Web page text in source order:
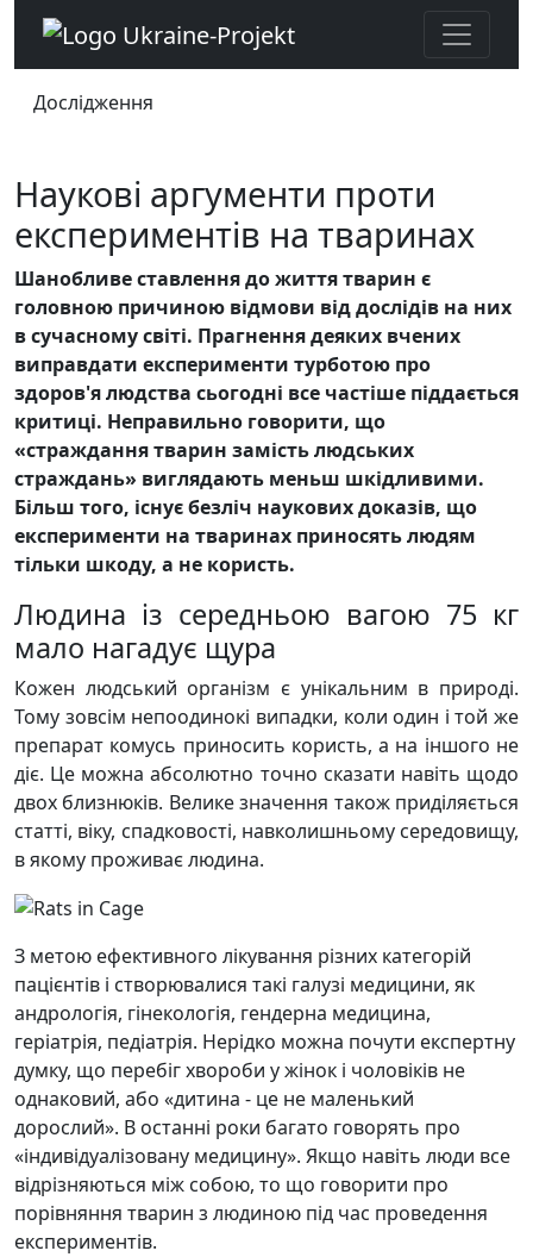
Дослідження
Наукові аргументи проти
експериментів на тваринах
Шанобливе ставлення до життя тварин є
головною причиною відмови від дослідів на них
в сучасному світі. Прагнення деяких вчених
виправдати експерименти турботою про
здоров'я людства сьогодні все частіше піддається
критиці. Неправильно говорити, що
«страждання тварин замість людських
страждань» виглядають меньш шкідливими.
Більш того, існує безліч наукових доказів, що
експерименти на тваринах приносять людям
тільки шкоду, а не користь.
Людина із середньою вагою 75 кг
мало нагадує щура
Кожен людський організм є унікальним в природі.
Тому зовсім непоодинокі випадки, коли один і той же
препарат комусь приносить користь, а на іншого не
діє. Це можна абсолютно точно сказати навіть щодо
двох близнюків. Велике значення також приділяється
статті, віку, спадковості, навколишньому середовищу,
в якому проживає людина.
З метою ефективного лікування різних категорій
пацієнтів і створювалися такі галузі медицини, як
андрологія, гінекологія, гендерна медицина,
геріатрія, педіатрія. Нерідко можна почути експертну
думку, що перебіг хвороби у жінок і чоловіків не
однаковий, або «дитина - це не маленький
дорослий». В останні роки багато говорять про
«індивідуалізовану медицину». Якщо навіть люди все
відрізняються між собою, то що говорити про
порівняння тварин з людиною під час проведення
експериментів.